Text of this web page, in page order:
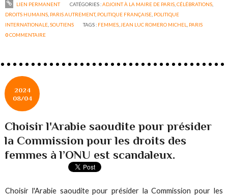
LIEN PERMANENT CATÉGORIES :ADJOINT À LA MAIRE DE PARIS, CÉLÉBRATIONS,
DROITS HUMAINS PARIS AUTREMENT, POLITIQUE FRANÇAISE POLITIQUE
INTERNATIONALE ,SOUTIENS TAGS : FEMMES JEAN LUC ROMERO MICHEL
PARIS
0COMMENTAIRE
2024
08/04
Choisir l'Arabie saoudite pour présider
la Commission pour les droits des
femmes à l’ONU est scandaleux.
Choisir l'Arabie saoudite pour présider la Commission pour les